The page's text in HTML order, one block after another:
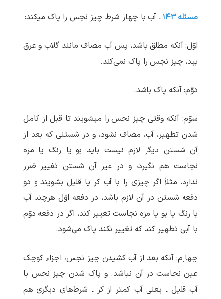
مسئله ۱۴۳ ـ آب با چهار شرط چیز نجس را پاک می‏کند:
اوّل: آنکه مطلق باشد، پس آب مضاف مانند گلاب و عرق
بید، چیز نجس را پاک نمی‌کند.
دوّم: آنکه پاک باشد.
سوّم: آنکه وقتی چیز نجس را می‏شویند تا قبل از کامل
شدن تطهیر، آب، مضاف نشود، و در شستنی که بعد از
آن شستن دیگر لازم نیست باید بو یا رنگ یا مزه
نجاست هم نگیرد، و در غیر آن شستن تغییر ضرر
ندارد، مثلاً اگر چیزی را با آب کر یا قلیل بشویند و دو
دفعه شستن در آن لازم باشد، در دفعه اوّل هرچند آب
با رنگ یا بو یا مزه نجاست تغییر کند، اگر در دفعه دوّم
با آبی تطهیر کند که تغییر نکند پاک می‌شود.
چهارم: آنکه بعد از آب کشیدن چیز نجس، اجزاء کوچک
عین نجاست در آن نباشد. و پاک شدن چیز نجس با
آب قلیل ـ یعنی آب کمتر از کر ـ شرط‌های دیگری هم